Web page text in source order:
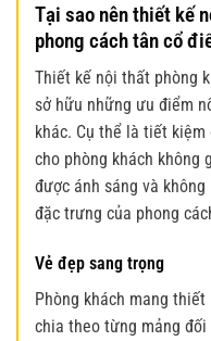
Tại sao nên thiết kế
phong cách tân cổ
Thiết kế nội thất phòng
sở hữu những ưu điểm
khác. Cụ thể là tiết
cho phòng khách không
được ánh sáng và
đặc trưng của phong
Vẻ đẹp sang trọng
Phòng khách mang
chia theo từng mảng